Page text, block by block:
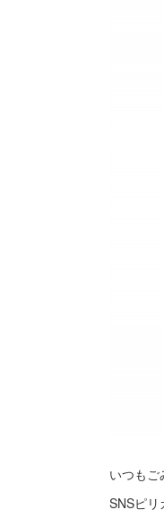
いつもご
SNSピリ